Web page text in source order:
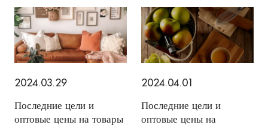
2024.03.29
Последние цели и
оптовые цены на товары
2024.04.01
Последние цели и
оптовые цены на